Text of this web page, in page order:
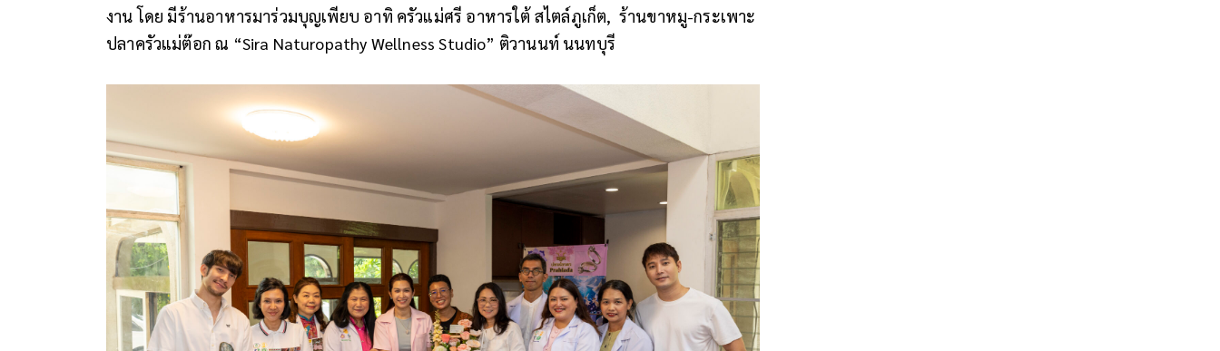
งาน โดย มีร้านอาหารมาร่วมบุญเพียบ อาทิ ครัวแม่ศรี อาหารใต้ สไตล์ภูเก็ต, ร้านขาหมู-กระเพาะ
ปลาครัวแม่ต๊อก ณ “Sira Naturopathy Wellness Studio” ติวานนท์ นนทบุรี